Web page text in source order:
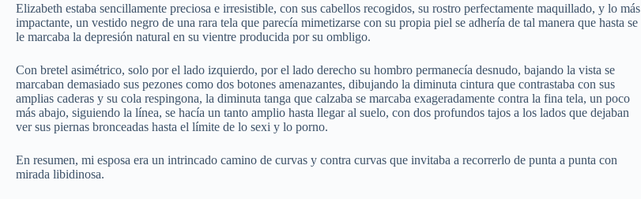
Elizabeth estaba sencillamente preciosa e irresistible, con sus cabellos recogidos, su rostro perfectamente maquillado, y lo más
impactante, un vestido negro de una rara tela que parecía mimetizarse con su propia piel se adhería de tal manera que hasta se
le marcaba la depresión natural en su vientre producida por su ombligo.
Con bretel asimétrico, solo por el lado izquierdo, por el lado derecho su hombro permanecía desnudo, bajando la vista se
marcaban demasiado sus pezones como dos botones amenazantes, dibujando la diminuta cintura que contrastaba con sus
amplias caderas y su cola respingona, la diminuta tanga que calzaba se marcaba exageradamente contra la fina tela, un poco
más abajo, siguiendo la línea, se hacía un tanto amplio hasta llegar al suelo, con dos profundos tajos a los lados que dejaban
ver sus piernas bronceadas hasta el límite de lo sexi y lo porno.
En resumen, mi esposa era un intrincado camino de curvas y contra curvas que invitaba a recorrerlo de punta a punta con
mirada libidinosa.